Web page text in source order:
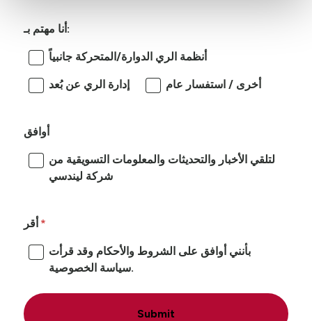
أنا مهتم بـ:
أنظمة الري الدوارة/المتحركة جانبياً
إدارة الري عن بُعد أخرى / استفسار عام
أوافق
لتلقي الأخبار والتحديثات والمعلومات التسويقية من
شركة ليندسي
أقر
بأنني أوافق على الشروط والأحكام وقد قرأت
سياسة الخصوصية.
Submit